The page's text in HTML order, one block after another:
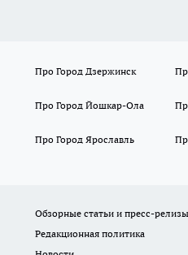
Про Город Дзержинск
Про Город Йошкар-Ола
Про Город Ярославль
Обзорные статьи и пресс-релизы
Редакционная политика